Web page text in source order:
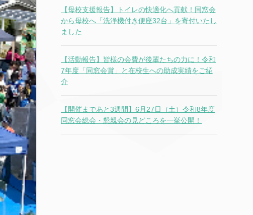
【母校支援報告】トイレの快適化へ貢献！同窓会
から母校へ「洗浄機付き便座32台」を寄付いたし
ました
【活動報告】皆様の会費が後輩たちの力に！令和
7年度「同窓会賞」と在校生への助成実績をご紹
介
【開催まであと3週間】6月27日（土）令和8年度
同窓会総会・懇親会の見どころを一挙公開！